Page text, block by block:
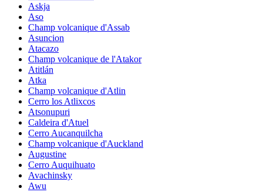
Askja
Aso
Champ volcanique d'Assab
Asuncion
Atacazo
Champ volcanique de l'Atakor
Atitlán
Atka
Champ volcanique d'Atlin
Cerro los Atlixcos
Atsonupuri
Caldeira d'Atuel
Cerro Aucanquilcha
Champ volcanique d'Auckland
Augustine
Cerro Auquihuato
Avachinsky
Awu